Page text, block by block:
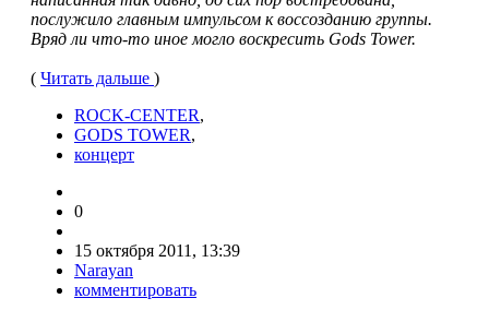
послужило главным импульсом к воссозданию группы.
Вряд ли что-то иное могло воскресить Gods Tower.
( Читать дальше )
ROCK-CENTER,
GODS TOWER,
концерт
0
15 октября 2011, 13:39
Narayan
комментировать